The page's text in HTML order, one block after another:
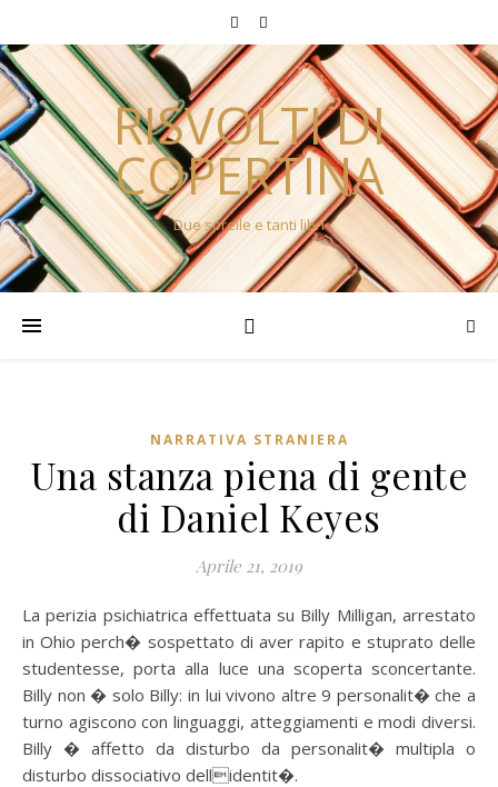
RISVOLTI DI
COPERTINA
Due sorelle e tanti libri
NARRATIVA STRANIERA
Una stanza piena di gente
di Daniel Keyes
Aprile 21, 2019
La perizia psichiatrica effettuata su Billy Milligan, arrestato
in Ohio perch� sospettato di aver rapito e stuprato delle
studentesse, porta alla luce una scoperta sconcertante.
Billy non � solo Billy: in lui vivono altre 9 personalit� che a
turno agiscono con linguaggi, atteggiamenti e modi diversi.
Billy � affetto da disturbo da personalit� multipla o
disturbo dissociativo dellidentit�.